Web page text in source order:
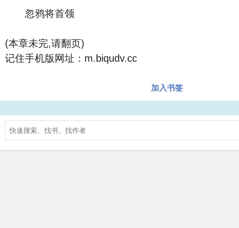
忽鸦将首领
(本章未完,请翻页)
记住手机版网址：m.biqudv.cc
加入书签